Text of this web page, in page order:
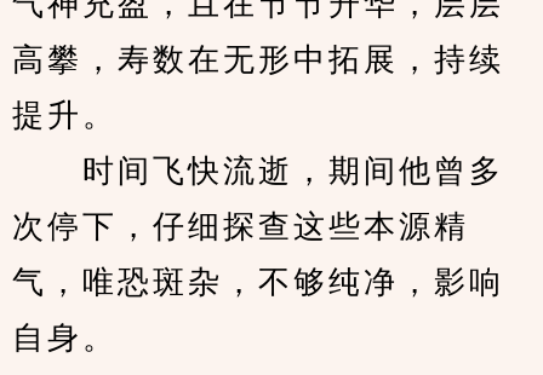
高攀，寿数在无形中拓展，持续
提升。
时间飞快流逝，期间他曾多
次停下，仔细探查这些本源精
气，唯恐斑杂，不够纯净，影响
自身。